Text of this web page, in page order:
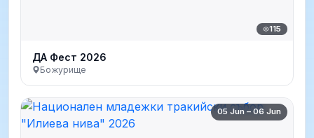
115
ДА Фест 2026
Божурище
05 Jun – 06 Jun